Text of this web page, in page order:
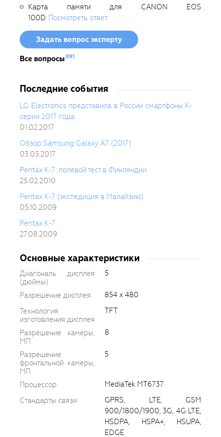
Карта памяти для CANON EOS
100D Посмотреть ответ
Задать вопрос эксперту
Все вопросы891
Последние события
LG Electronics представила в России смартфоны K-
серии 2017 года
01.02.2017
Обзор Samsung Galaxy A7 (2017)
03.03.2017
Pentax K-7: полевой тест в Финляндии
25.02.2010
Pentax K-7 (экспедиция в Малайзию)
05.10.2009
Pentax K-7
27.08.2009
Основные характеристики
Диагональ дисплея
(дюймы)
5
Разрешение дисплея
854 x 480
Технология
изготовления дисплея
TFT
Разрешение камеры,
МП
8
Разрешение
фронтальной камеры,
МП
5
Процессор
MediaTek MT6737
Стандарты связи
GPRS, LTE, GSM
900/1800/1900, 3G, 4G LTE,
HSDPA, HSPA+, HSUPA,
EDGE